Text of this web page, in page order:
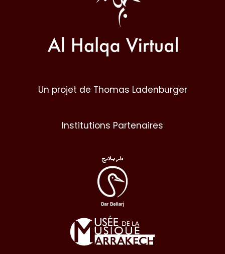
Un projet de Thomas Ladenburger
Institutions Partenaires